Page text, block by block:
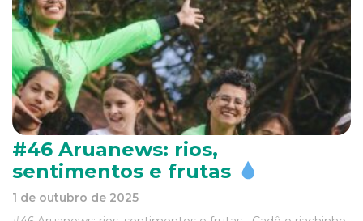
#46 Aruanews: rios,
sentimentos e frutas
1 de outubro de 2025